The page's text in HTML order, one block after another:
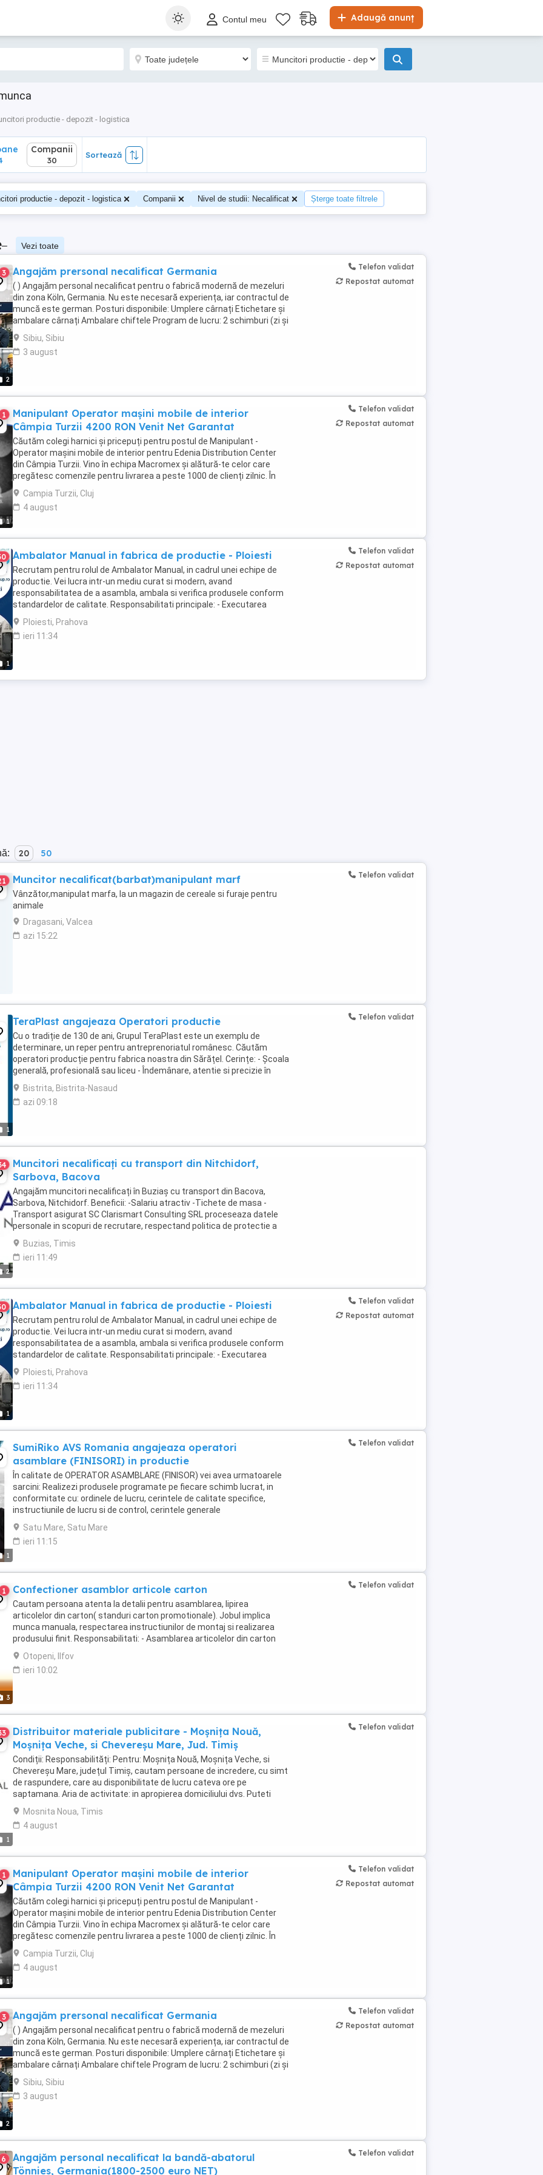
Adaugă anunț
Contul meu
productie - depozit - logistica
Companii
30
Sortează
productie - depozit - logistica Companii Nivel de studii: Necalificat Șterge toate filtrele
– Vezi toate
2
3 Angajăm prersonal necalificat Germania
( ) Angajăm personal necalificat pentru o fabrică modernă de mezeluri
din zona Köln, Germania. Nu este necesară experiența, iar contractul de
muncă este german. Posturi disponibile: Umplere cârnați Etichetare și
ambalare cârnați Ambalare chiftele Program de lucru: 2 schimburi (zi și
...
Sibiu, Sibiu
3 august
Telefon validat
Repostat automat
1
1
Manipulant Operator mașini mobile de interior
Câmpia Turzii 4200 RON Venit Net Garantat
Căutăm colegi harnici și pricepuți pentru postul de Manipulant -
Operator mașini mobile de interior pentru Edenia Distribution Center
din Câmpia Turzii. Vino în echipa Macromex și alătură-te celor care
pregătesc comenzile pentru livrarea a peste 1000 de clienți zilnic. În
primele 3 luni, venitul garantat ...
Campia Turzii, Cluj
4 august
Telefon validat
Repostat automat
1
Ambalator Manual in fabrica de productie - Ploiesti
Recrutam pentru rolul de Ambalator Manual, in cadrul unei echipe de
productie. Vei lucra intr-un mediu curat si modern, avand
responsabilitatea de a asambla, ambala si verifica produsele conform
standardelor de calitate. Responsabilitati principale: - Executarea
operatiunilor de asamblare si ambalare ...
Ploiesti, Prahova
ieri 11:34
Telefon validat
Repostat automat
20 50
Muncitor necalificat(barbat)manipulant marf
Vânzător,manipulat marfa, la un magazin de cereale si furaje pentru
animale
Dragasani, Valcea
azi 15:22
Telefon validat
1
TeraPlast angajeaza Operatori productie
Cu o tradiție de 130 de ani, Grupul TeraPlast este un exemplu de
determinare, un reper pentru antreprenoriatul românesc. Căutăm
operatori producție pentru fabrica noastra din Sărățel. Cerințe: - Școala
generală, profesională sau liceu - Îndemânare, atentie si precizie în
desfăsurarea activită ii - ...
Bistrita, Bistrita-Nasaud
azi 09:18
Telefon validat
2
Muncitori necalificați cu transport din Nitchidorf,
Sarbova, Bacova
Angajăm muncitori necalificați în Buziaș cu transport din Bacova,
Sarbova, Nitchidorf. Beneficii: -Salariu atractiv -Tichete de masa -
Transport asigurat SC Clarismart Consulting SRL proceseaza datele
personale in scopuri de recrutare, respectand politica de protectie a
datelor cu caracter personal. ...
Buzias, Timis
ieri 11:49
1
Ambalator Manual in fabrica de productie - Ploiesti
Recrutam pentru rolul de Ambalator Manual, in cadrul unei echipe de
productie. Vei lucra intr-un mediu curat si modern, avand
responsabilitatea de a asambla, ambala si verifica produsele conform
standardelor de calitate. Responsabilitati principale: - Executarea
operatiunilor de asamblare si ambalare ...
Ploiesti, Prahova
ieri 11:34
Telefon validat
Repostat automat
1
SumiRiko AVS Romania angajeaza operatori
asamblare (FINISORI) in productie
În calitate de OPERATOR ASAMBLARE (FINISOR) vei avea urmatoarele
sarcini: Realizezi produsele programate pe fiecare schimb lucrat, in
conformitate cu: ordinele de lucru, cerintele de calitate specifice,
instructiunile de lucru si de control, cerintele generale
corespunzatoare celei mai bune practici, ...
Satu Mare, Satu Mare
ieri 11:15
Telefon validat
3
1 Confectioner asamblor articole carton
Cautam persoana atenta la detalii pentru asamblarea, lipirea
articolelor din carton( standuri carton promotionale). Jobul implica
munca manuala, respectarea instructiunilor de montaj si realizarea
produsului finit. Responsabilitati: - Asamblarea articolelor din carton
conform specificatiilor si instructiunilor - ...
Otopeni, Ilfov
ieri 10:02
Telefon validat
1
Distribuitor materiale publicitare - Moșnița Nouă,
Moșnița Veche, si Chevereșu Mare, Jud. Timiș
Condiții: Responsabilități: Pentru: Moșnița Nouă, Moșnița Veche, si
Chevereșu Mare, județul Timiș, cautam persoane de incredere, cu simt
de raspundere, care au disponibilitate de lucru cateva ore pe
saptamana. Aria de activitate: in apropierea domiciliului dvs. Puteti
ajunge in echipa noastra, apeland ...
Mosnita Noua, Timis
4 august
Telefon validat
1
1
Manipulant Operator mașini mobile de interior
Câmpia Turzii 4200 RON Venit Net Garantat
Căutăm colegi harnici și pricepuți pentru postul de Manipulant -
Operator mașini mobile de interior pentru Edenia Distribution Center
din Câmpia Turzii. Vino în echipa Macromex și alătură-te celor care
pregătesc comenzile pentru livrarea a peste 1000 de clienți zilnic. În
primele 3 luni, venitul garantat ...
Campia Turzii, Cluj
4 august
Telefon validat
Repostat automat
2
3 Angajăm prersonal necalificat Germania
( ) Angajăm personal necalificat pentru o fabrică modernă de mezeluri
din zona Köln, Germania. Nu este necesară experiența, iar contractul de
muncă este german. Posturi disponibile: Umplere cârnați Etichetare și
ambalare cârnați Ambalare chiftele Program de lucru: 2 schimburi (zi și
...
Sibiu, Sibiu
3 august
Telefon validat
Repostat automat
6
Angajăm personal necalificat la bandă-abatorul
Tönnies, Germania(1800-2500 euro NET)
Telefon validat